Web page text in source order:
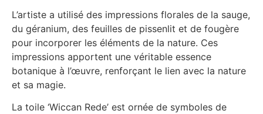
L’artiste a utilisé des impressions florales de la sauge,
du géranium, des feuilles de pissenlit et de fougère
pour incorporer les éléments de la nature. Ces
impressions apportent une véritable essence
botanique à l’œuvre, renforçant le lien avec la nature
et sa magie.
La toile ‘Wiccan Rede’ est ornée de symboles de